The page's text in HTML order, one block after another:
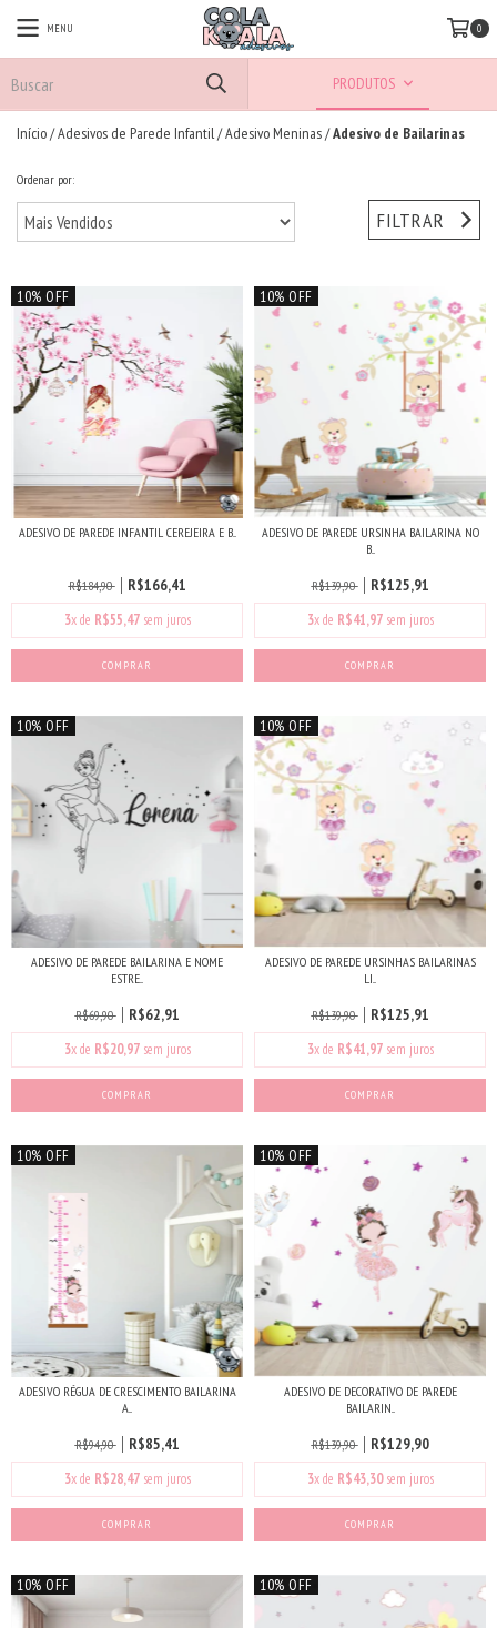
MENU 0
PRODUTOS
Início/Adesivos de Parede Infantil/Adesivo Meninas/Adesivo de Bailarinas
Ordenar por:
FILTRAR
10% OFF
ADESIVO DE PAREDE INFANTIL CEREJEIRA E B...
R$184,90 R$166,41
3x de R$55,47sem juros
COMPRAR
10% OFF
ADESIVO DE PAREDE URSINHA BAILARINA NO
B...
R$139,90 R$125,91
3x de R$41,97sem juros
10% OFF
ADESIVO DE PAREDE BAILARINA E NOME
ESTRE...
R$69,90 R$62,91
3x de R$20,97sem juros
COMPRAR
10% OFF
ADESIVO DE PAREDE URSINHAS BAILARINAS
LI...
R$139,90 R$125,91
3x de R$41,97sem juros
10% OFF
ADESIVO RÉGUA DE CRESCIMENTO BAILARINA
A...
R$94,90 R$85,41
3x de R$28,47sem juros
10% OFF
ADESIVO DE DECORATIVO DE PAREDE
BAILARIN...
R$139,90 R$129,90
3x de R$43,30sem juros
10% OFF 10% OFF